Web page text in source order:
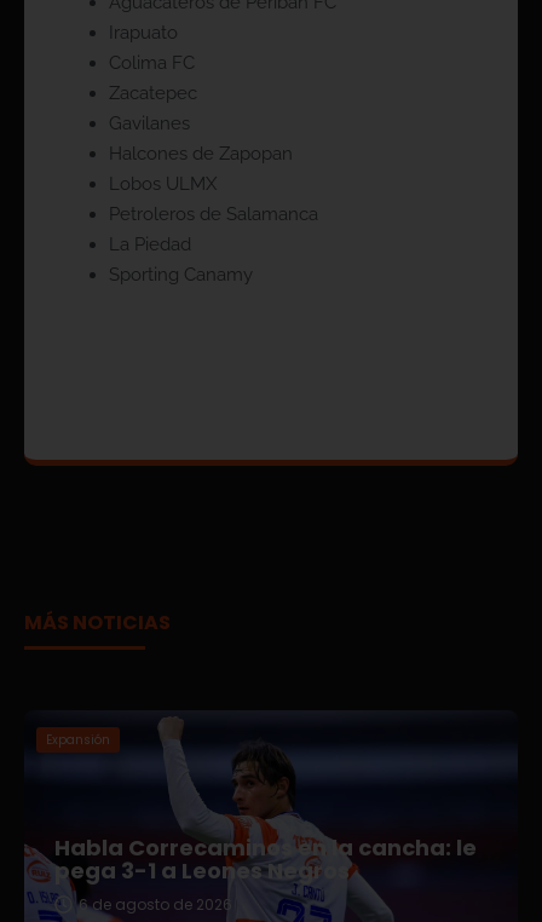
Irapuato
Colima FC
Zacatepec
Gavilanes
Halcones de Zapopan
Lobos ULMX
Petroleros de Salamanca
La Piedad
Sporting Canamy
MÁS NOTICIAS
Expansión
Habla Correcaminos en la cancha: le
pega 3-1 a Leones Negros
6 de agosto de 2026